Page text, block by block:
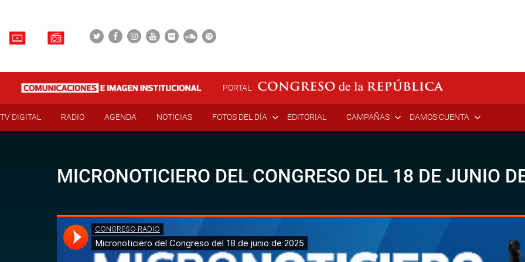
PORTAL
TV DIGITAL RADIO AGENDA NOTICIAS FOTOS DEL DÍA EDITORIAL CAMPAÑAS DAMOS CUENTA
MICRONOTICIERO DEL CONGRESO DEL 18 DE JUNIO